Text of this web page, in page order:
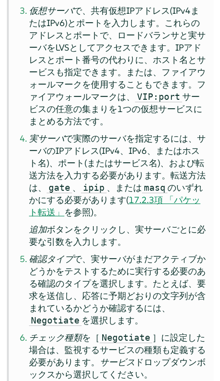
仮想サーバで、共有仮想IPアドレス(IPv4ま
たはIPv6)とポートを入力します。これらの
アドレスとポートで、ロードバランサと実サ
ーバをLVSとしてアクセスできます。IPアド
レスとポート番号の代わりに、ホスト名とサ
ービスも指定できます。または、ファイアウ
ォールマークを使用することもできます。フ
ァイアウォールマークは、
VIP:port サー
ビスの任意の集まりを1つの仮想サービスに
まとめる方法です。
実サーバで実際のサーバを指定するには、サ
ーバのIPアドレス(IPv4、IPv6、またはホス
ト名)、ポート(またはサービス名)、および転
送方法を入力する必要があります。転送方法
は、
gate 、 ipip 、または masq のいずれ
かにする必要があります(17.2.3項 「パケッ
ト転送」 を参照)。
追加ボタンをクリックし、実サーバごとに必
要な引数を入力します。
確認タイプで、実サーバがまだアクティブか
どうかをテストするために実行する必要のあ
る確認のタイプを選択します。たとえば、要
求を送信し、応答に予期どおりの文字列が含
まれているかどうか確認するには、
Negotiate を選択します。
チェック種類を［ Negotiate ］に設定した
場合は、監視するサービスの種類も定義する
必要があります。
サービス ドロップダウンボ
ックスから選択してください。